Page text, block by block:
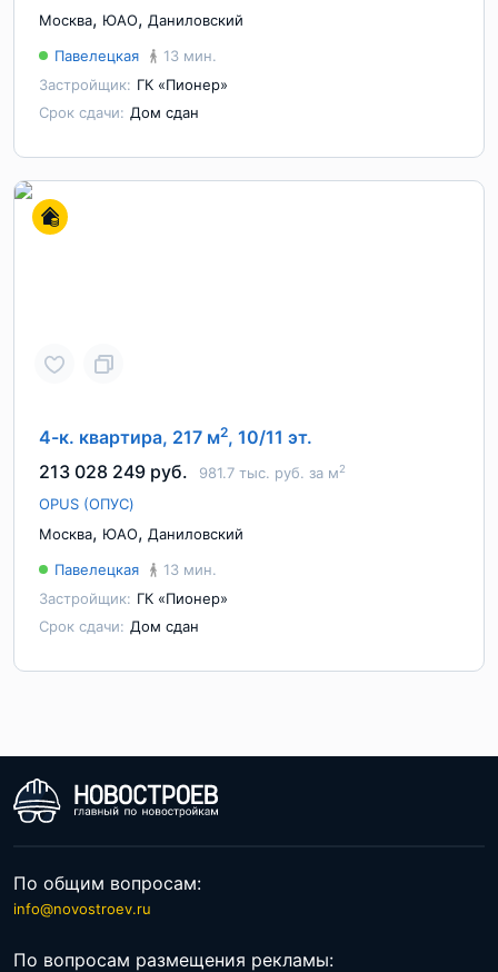
Москва, ЮАО, Даниловский
Павелецкая
13 мин.
Застройщик: ГК «Пионер»
Срок сдачи: Дом сдан
4-к. квартира, 217 м2, 10/11 эт.
213 028 249 руб.
981.7 тыс. руб. за м2
OPUS (ОПУС)
Москва, ЮАО, Даниловский
Павелецкая
13 мин.
Застройщик: ГК «Пионер»
Срок сдачи: Дом сдан
По общим вопросам:
info@novostroev.ru
По вопросам размещения рекламы: